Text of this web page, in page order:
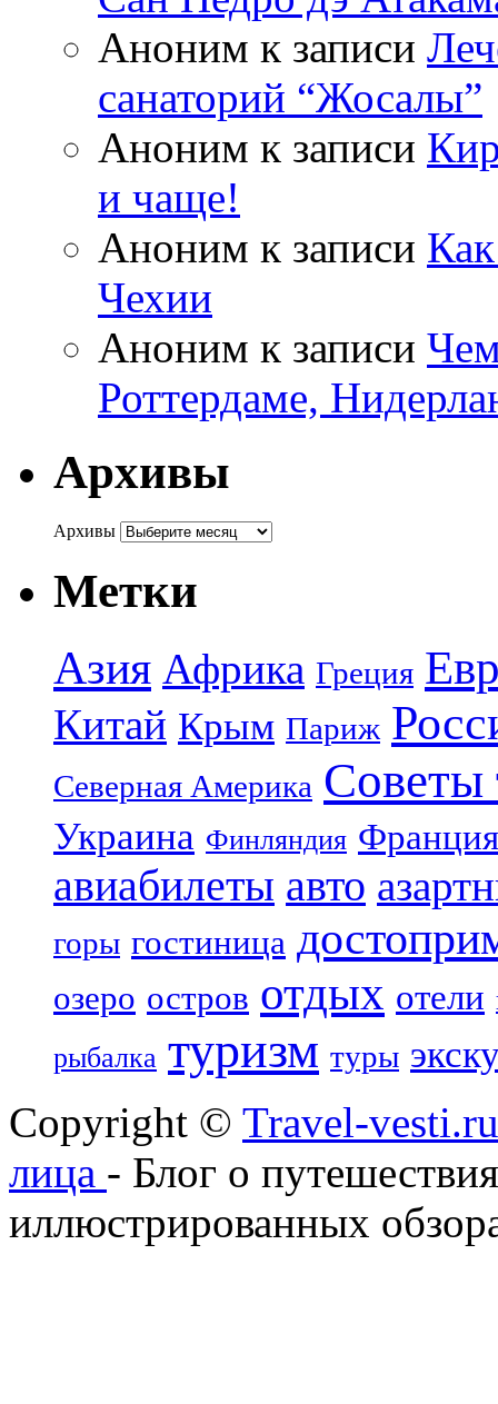
Аноним к записи
санаторий “Жосалы”
Аноним к записи
и чаще!
Аноним к записи
Чехии
Аноним к записи
Роттердаме,
Архивы
Архивы
Метки
Азия Африка Греция
Китай Крым Париж
Северная Америка Советы
Украина Финляндия Франция
авиабилеты авто
горы гостиница
озеро остров отдых отели
рыбалка туризм туры
Copyright © Travel-
лица - Блог о
иллюстрированных